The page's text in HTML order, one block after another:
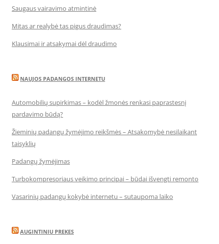
Saugaus vairavimo atmintinė
Mitas ar realybė tas pigus draudimas?
Klausimai ir atsakymai dėl draudimo
NAUJOS PADANGOS INTERNETU
Automobilių supirkimas – kodėl žmonės renkasi paprastesnį
pardavimo būdą?
Žieminių padangų žymėjimo reikšmės – Atsakomybė nesilaikant
taisyklių
Padangų žymėjimas
Turbokompresoriaus veikimo principai – būdai išvengti remonto
Vasarinių padangų kokybė internetu – sutaupoma laiko
AUGINTINIU PREKES